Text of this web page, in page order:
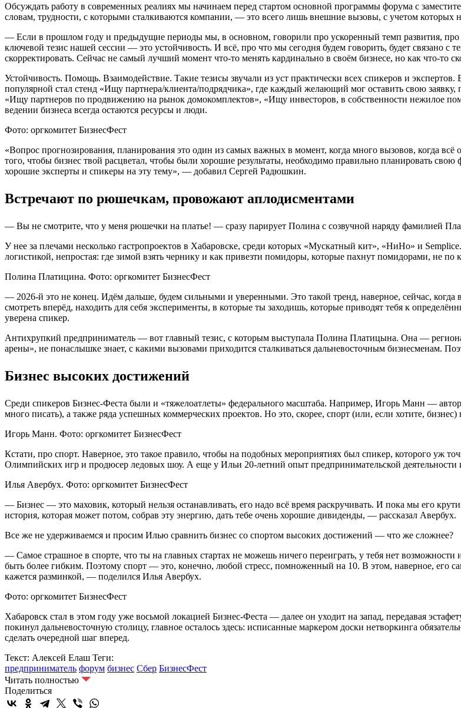
Обсуждать работу в современных реалиях мы начинаем перед стартом основной программы форума с
словам, трудности, с которыми сталкиваются компании, — это всего лишь внешние вызовы, с учетом которых
— Если в прошлом году и предыдущие периоды мы, в основном, говорили про ускоренный темп развития,
ключевой тезис нашей сессии — это устойчивость. И всё, про что мы сегодня будем говорить, будет связано
скорректировать. Сейчас не самый лучший момент что-то менять кардинально в своём бизнесе, но как что-
Устойчивость. Помощь. Взаимодействие. Такие тезисы звучали из уст практически всех спикеров и
популярной стал стенд «Ищу партнера/клиента/подрядчика», где каждый желающий мог оставить свою
«Ищу партнеров по продвижению на рынок домокомплектов», «Ищу инвесторов, в собственности нежилое
ведении бизнеса всегда остаются ресурсы и люди.
Фото: оргкомитет БизнесФест
«Вопрос прогнозирования, планирования это один из самых важных в момент, когда много вызовов, когда
того, чтобы бизнес твой расцветал, чтобы были хорошие результаты, необходимо правильно планировать
хорошие эксперты и спикеры на эту тему», — добавил Сергей Радюшкин.
Встречают по рюшечкам, провожают аплодисментами
— Вы не смотрите, что у меня рюшечки на платье! — сразу парирует Полина с созвучной наряду фамилией
У нее за плечами несколько гастропроектов в Хабаровске, среди которых «Мускатный кит», «НиНо» и
логистикой, непростая: где зимой взять чернику и как привезти помидоры, которые пахнут помидорами, не по
Полина Платицина. Фото: оргкомитет БизнесФест
— 2026-й это не конец. Идём дальше, будем сильными и уверенными. Это такой тренд, наверное, сейчас, когда
смотреть вперёд, находить для себя эксперименты, в которые ты заходишь, которые приводят тебя к
уверена спикер.
Антихрупкий предприниматель — вот главный тезис, с которым выступала Полина Платицына. Она —
арены», не понаслышке знает, с какими вызовами приходится сталкиваться дальневосточным бизнесменам.
Бизнес высоких достижений
Среди спикеров Бизнес-Феста были и «тяжелоатлеты» федерального масштаба. Например, Игорь Манн —
много писать), а также ряда успешных коммерческих проектов. Но это, скорее, спорт (или, если хотите,
Игорь Манн. Фото: оргкомитет БизнесФест
Кстати, про спорт. Наверное, это такое правило, чтобы на подобных мероприятиях был спикер, которого уж
Олимпийских игр и продюсер ледовых шоу. А еще у Ильи 20-летний опыт предпринимательской деятельности
Илья Авербух. Фото: оргкомитет БизнесФест
— Бизнес — это маховик, который нельзя останавливать, его надо всё время раскручивать. И пока мы его
история, которая может потом, собрав эту энергию, дать тебе очень хорошие дивиденды, — рассказал Авербух.
Все же не удерживаемся и просим Илью сравнить бизнес со спортом высоких достижений — что же сложнее?
— Самое страшное в спорте, что ты на главных стартах не можешь ничего переиграть, у тебя нет
быть более гибким. Поэтому спорт — это, конечно, любой стресс, помноженный на 10. В этом, наверное, его
кажется разминкой, — поделился Илья Авербух.
Фото: оргкомитет БизнесФест
Хабаровск стал в этом году уже восьмой локацией Бизнес-Феста — далее он уходит на запад, передавая
покинул дальневосточную столицу, главное осталось здесь: исписанные маркером доски нетворкинга
сделать очередной шаг вперед.
Текст: Алексей Елаш Теги:
предприниматель форум бизнес Сбер БизнесФест
Читать полностью
Поделиться